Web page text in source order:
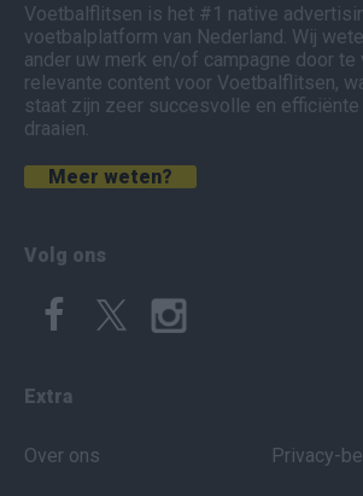
Voetbalflitsen is het #1 native
voetbalplatform van Nederland. Wij
ander uw merk en/of campagne door te
relevante content voor Voetbalflitsen,
staat zijn zeer succesvolle en
draaien.
Meer weten?
Volg ons
Extra
Over ons Privacy-